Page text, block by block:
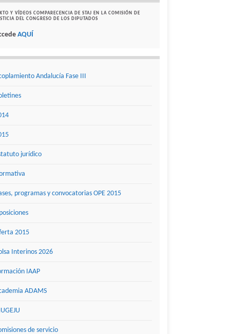
Y VÍDEOS COMPARECENCIA DE STAJ EN LA COMISIÓN DE
DEL CONGRESO DE LOS DIPUTADOS
AQUÍ
Andalucía Fase III
jurídico
programas y convocatorias OPE 2015
2015
Interinos 2026
IAAP
ADAMS
de servicio